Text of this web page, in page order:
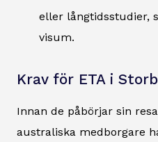
eller långtidsstudier,
visum.
Krav för ETA i
Innan de påbörjar sin
australiska medborgare